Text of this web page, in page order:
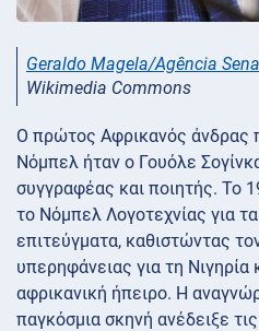
Geraldo Magela/Agência
Wikimedia Commons
Ο πρώτος Αφρικανός άνδρας
Νόμπελ ήταν ο Γουόλε
συγγραφέας και ποιητής. Το
το Νόμπελ Λογοτεχνίας για
επιτεύγματα, καθιστώντας
υπερηφάνειας για τη Νιγηρία
αφρικανική ήπειρο. Η
παγκόσμια σκηνή ανέδειξε